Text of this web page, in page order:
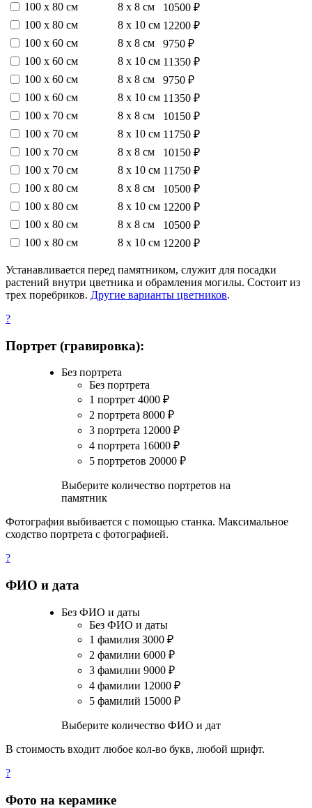
100 х 80 см
8 х 8 см
10500 ₽
100 х 80 см
8 х 10 см 12200 ₽
100 х 60 см
8 х 8 см
9750 ₽
100 х 60 см
8 х 10 см 11350 ₽
100 х 60 см
8 х 8 см
9750 ₽
100 х 60 см
8 х 10 см 11350 ₽
100 х 70 см
8 х 8 см
10150 ₽
100 х 70 см
8 х 10 см 11750 ₽
100 х 70 см
8 х 8 см
10150 ₽
100 х 70 см
8 х 10 см 11750 ₽
100 х 80 см
8 х 8 см
10500 ₽
100 х 80 см
8 х 10 см 12200 ₽
100 х 80 см
8 х 8 см
10500 ₽
100 х 80 см
8 х 10 см 12200 ₽
Устанавливается перед памятником, служит для посадки
растений внутри цветника и обрамления могилы. Состоит из
трех поребриков. Другие варианты цветников.
?
Портрет (гравировка):
Без портрета
Без портрета
1 портрет 4000 ₽
2 портрета 8000 ₽
3 портрета 12000 ₽
4 портрета 16000 ₽
5 портретов 20000 ₽
Выберите количество портретов на
памятник
Фотография выбивается с помощью станка. Максимальное
сходство портрета с фотографией.
?
ФИО и дата
Без ФИО и даты
Без ФИО и даты
1 фамилия 3000 ₽
2 фамилии 6000 ₽
3 фамилии 9000 ₽
4 фамилии 12000 ₽
5 фамилий 15000 ₽
Выберите количество ФИО и дат
В стоимость входит любое кол-во букв, любой шрифт.
?
Фото на керамике